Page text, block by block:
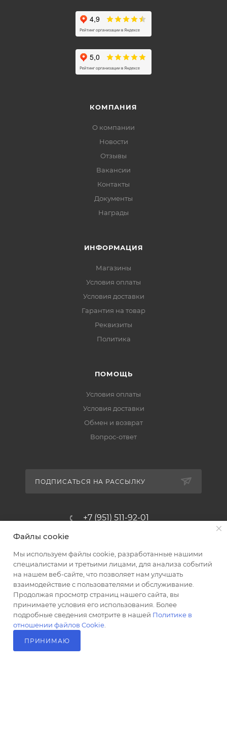
КОМПАНИЯ
О компании
Новости
Отзывы
Вакансии
Контакты
Документы
Награды
ИНФОРМАЦИЯ
Магазины
Условия оплаты
Условия доставки
Гарантия на товар
Реквизиты
Политика
ПОМОЩЬ
Условия оплаты
Условия доставки
Обмен и возврат
Вопрос-ответ
ПОДПИСАТЬСЯ НА РАССЫЛКУ
+7 (951) 511-92-01
Магазин-склад ТЦ "Альтус"
Ростовская обл, Аксайский р-н,
пос. Янтарный, Малое Зеленое
Кольцо, 3, ТЦ "Альтус" 1 этаж
Показать на карте
Файлы cookie
Мы используем файлы cookie, разработанные нашими
специалистами и третьими лицами, для анализа событий
на нашем веб-сайте, что позволяет нам улучшать
взаимодействие с пользователями и обслуживание.
Продолжая просмотр страниц нашего сайта, вы
принимаете условия его использования. Более
подробные сведения смотрите в нашей Политике в
отношении файлов Cookie
ПРИНИМАЮ